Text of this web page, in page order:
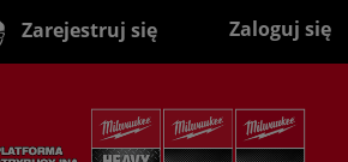
Zarejestruj się Zaloguj się